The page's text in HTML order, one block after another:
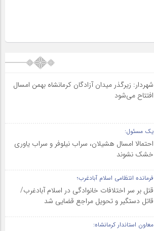
شهردار: زیرگذر میدان آزادگان کرمانشاه بهمن امسال
افتتاح می‌شود
یک مسئول:
احتمالا امسال هشیلان، سراب نیلوفر و سراب یاوری
خشک نشوند
فرمانده انتظامی اسلام آبادغرب؛
قتل بر سر اختلافات خانوادگی در اسلام آبادغرب/
قاتل دستگیر و تحویل مراجع قضایی شد
معاون استاندار کرمانشاه: